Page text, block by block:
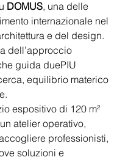
DOMUS, una delle
internazionale nel
e del design.
dell’approccio
guida duePIU
equilibrio materico
espositivo di 120 m²
atelier operativo,
professionisti,
soluzioni e